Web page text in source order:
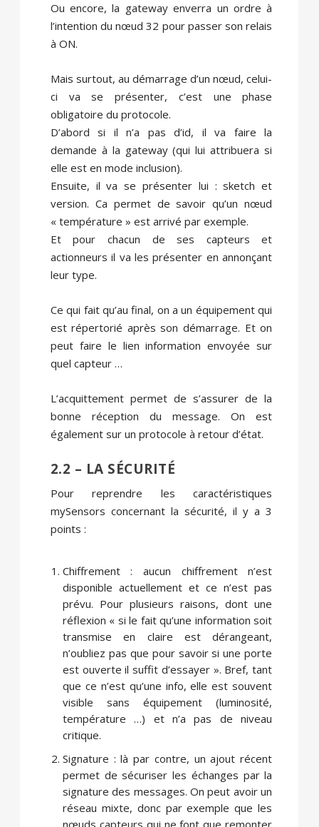
Ou encore, la gateway enverra un ordre à
l’intention du nœud 32 pour passer son relais
à ON.
Mais surtout, au démarrage d’un nœud, celui-
ci va se présenter, c’est une phase
obligatoire du protocole.
D’abord si il n’a pas d’id, il va faire la
demande à la gateway (qui lui attribuera si
elle est en mode inclusion).
Ensuite, il va se présenter lui : sketch et
version. Ca permet de savoir qu’un nœud
« température » est arrivé par exemple.
Et pour chacun de ses capteurs et
actionneurs il va les présenter en annonçant
leur type.
Ce qui fait qu’au final, on a un équipement qui
est répertorié après son démarrage. Et on
peut faire le lien information envoyée sur
quel capteur …
L’acquittement permet de s’assurer de la
bonne réception du message. On est
également sur un protocole à retour d’état.
2.2 – LA SÉCURITÉ
Pour reprendre les caractéristiques
mySensors concernant la sécurité, il y a 3
points :
Chiffrement : aucun chiffrement n’est
disponible actuellement et ce n’est pas
prévu. Pour plusieurs raisons, dont une
réflexion « si le fait qu’une information soit
transmise en claire est dérangeant,
n’oubliez pas que pour savoir si une porte
est ouverte il suffit d’essayer ». Bref, tant
que ce n’est qu’une info, elle est souvent
visible sans équipement (luminosité,
température …) et n’a pas de niveau
critique.
Signature : là par contre, un ajout récent
permet de sécuriser les échanges par la
signature des messages. On peut avoir un
réseau mixte, donc par exemple que les